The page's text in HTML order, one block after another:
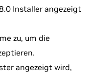
Installer angezeigt
zu, um die
angezeigt wird,